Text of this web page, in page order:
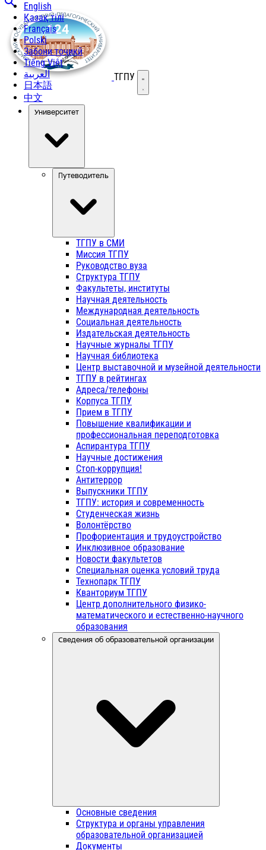
English
Қазақ тілі
Français
Polski
Забони тоҷикӣ
Tiếng Việt
العربية
日本語
中文
ТГПУ Открыть меню
Университет
Путеводитель
ТГПУ в СМИ
Миссия ТГПУ
Руководство вуза
Структура ТГПУ
Факультеты, институты
Научная деятельность
Международная деятельность
Социальная деятельность
Издательская деятельность
Научные журналы ТГПУ
Научная библиотека
Центр выставочной и музейной деятельности
ТГПУ в рейтингах
Адреса/телефоны
Корпуса ТГПУ
Прием в ТГПУ
Повышение квалификации и
профессиональная переподготовка
Аспирантура ТГПУ
Научные достижения
Стоп-коррупция!
Антитеррор
Выпускники ТГПУ
ТГПУ: история и современность
Студенческая жизнь
Волонтёрство
Профориентация и трудоустройство
Инклюзивное образование
Новости факультетов
Специальная оценка условий труда
Технопарк ТГПУ
Кванториум ТГПУ
Центр дополнительного физико-
математического и естественно-научного
образования
Сведения об образовательной организации
Основные сведения
Структура и органы управления
образовательной организацией
Документы